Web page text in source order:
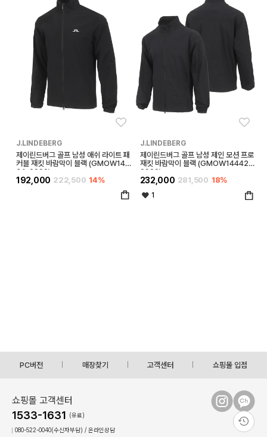
J.LINDEBERG
제이린드버그 골프 남성 애쉬 라이트 패
커블 재킷 바람막이 블랙 (GMOW144
34-9999)
192,000 222,500 14%
J.LINDEBERG
제이린드버그 골프 남성 제인 모션 프로
재킷 바람막이 블랙 (GMOW14442-
9999)
232,000 281,500 18%
1
PC버전 매장찾기 고객센터 쇼핑몰 입점
쇼핑몰 고객센터
1533-1631 (유료)
080-522-0040(수신자부담) / 온라인상담